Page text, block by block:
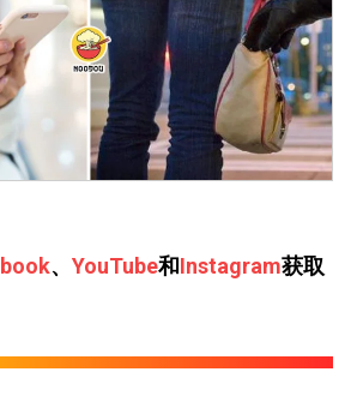
、 YouTube和Instagram获取